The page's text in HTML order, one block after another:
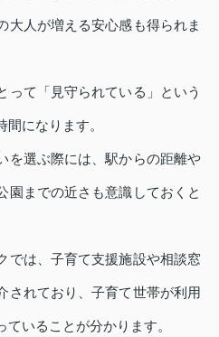
大人が増える安心感も得られま
って「見守られている」という
になります。
を選ぶ際には、駅からの距離や
園までの近さも意識しておくと
では、子育て支援施設や相談窓
されており、子育て世帯が利用
いることが分かります。